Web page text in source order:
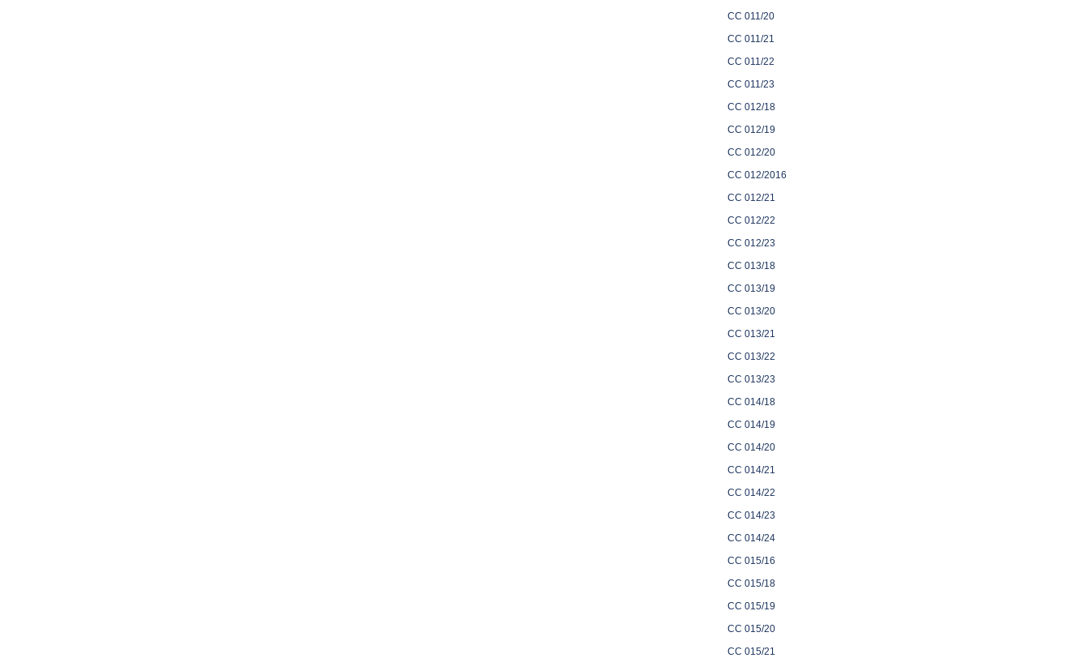
CC 011/20
CC 011/21
CC 011/22
CC 011/23
CC 012/18
CC 012/19
CC 012/20
CC 012/2016
CC 012/21
CC 012/22
CC 012/23
CC 013/18
CC 013/19
CC 013/20
CC 013/21
CC 013/22
CC 013/23
CC 014/18
CC 014/19
CC 014/20
CC 014/21
CC 014/22
CC 014/23
CC 014/24
CC 015/16
CC 015/18
CC 015/19
CC 015/20
CC 015/21